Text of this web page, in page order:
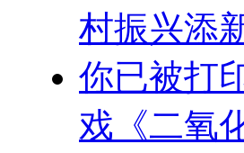
村振兴添
你已被打
戏《二氧